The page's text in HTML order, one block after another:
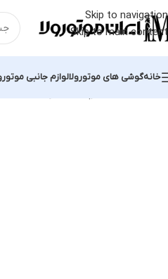
Skip to navigation
Skip to main content
خانهگوشی های موتورولالوازم جانبی